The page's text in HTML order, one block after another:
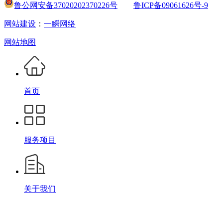
鲁公网安备37020202370226号 鲁ICP备09061626号-9
网站建设 ： 一瞬网络
网站地图
首页
服务项目
关于我们